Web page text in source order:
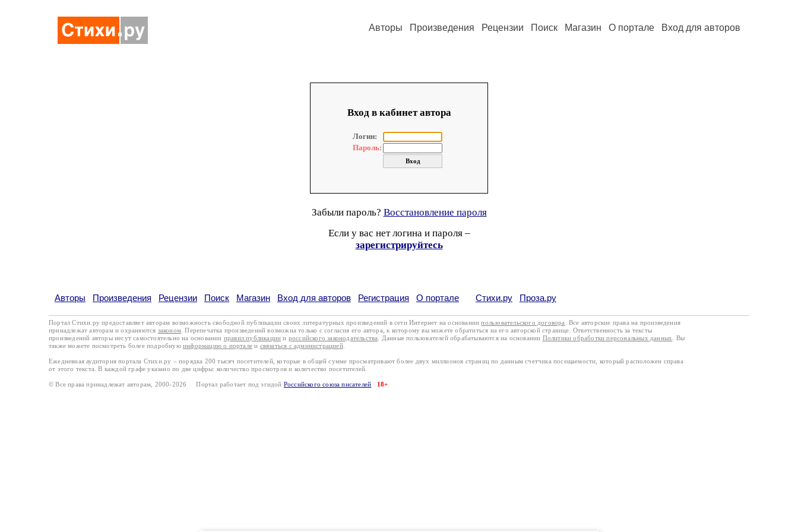
Авторы Произведения Рецензии Поиск Магазин О портале Вход для авторов
Вход в кабинет автора
Логин:
Пароль:
Забыли пароль? Восстановление пароля
Если у вас нет логина и пароля –
зарегистрируйтесь
Авторы Произведения Рецензии Поиск Магазин Вход для авторов Регистрация О портале Стихи.ру Проза.ру
Портал Стихи.ру предоставляет авторам возможность свободной публикации своих литературных произведений в сети Интернет на основаниипользовательского договора
. Все авторские права на произведения
принадлежат авторам и охраняются законом . Перепечатка произведений возможна только с согласия его автора, к которому вы можете обратиться на его авторской странице. Ответственность за тексты
произведений авторы несут самостоятельно на основании правил публикации и российского законодательства . Данные пользователей обрабатываются на основании Политики обработки персональных данных
. Вы
также можете посмотреть более подробную информацию о портале и связаться с администрацией.
Ежедневная аудитория портала Стихи.ру – порядка 200 тысяч посетителей, которые в общей сумме просматривают более двух миллионов страниц по данным счетчика посещаемости, который расположен справа
от этого текста. В каждой графе указано по две цифры: количество просмотров и количество посетителей.
© Все права принадлежат авторам, 2000-2026 Портал работает под эгидой Российского союза писателей 18+